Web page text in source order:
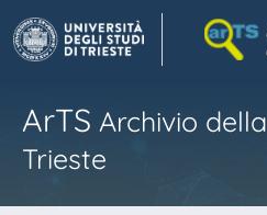
ArTS Archivio
Trieste